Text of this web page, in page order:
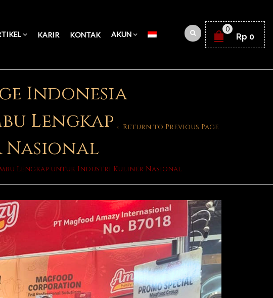
KARIR KONTAK AKUN
0
Rp 0
Indonesia
Lengkap
Lengkap untuk Industri Kuliner Nasional
Return to Previous Page